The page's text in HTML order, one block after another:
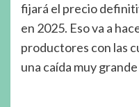
fijará el precio
en 2025. Eso va a
productores con las
una caída muy